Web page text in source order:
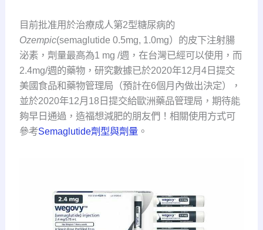
目前批准用於治療成人第2型糖尿病的
Ozempic(semaglutide 0.5mg, 1.0mg）的皮下注射腸
泌素，劑量最高為1 mg /週，在台灣已經可以使用，而
2.4mg/週的藥物，研究數據已於2020年12月4日提交
美國食品和藥物管理局（預計在6個月內做出決定），
並於2020年12月18日提交給歐洲藥品管理局，期待能
夠早日通過，造福想減肥的朋友們！相關使用方式可
參考Semaglutide劑型與劑量。